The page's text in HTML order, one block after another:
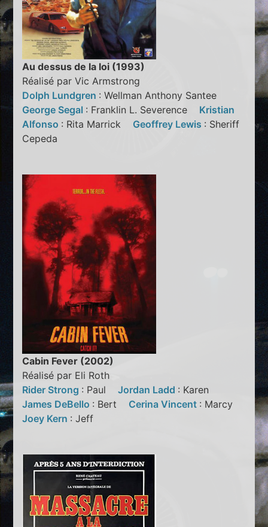
Au dessus de la loi (1993)
Réalisé par Vic Armstrong
Dolph Lundgren : Wellman Anthony Santee
George Segal : Franklin L. Severence Kristian
Alfonso : Rita Marrick Geoffrey Lewis : Sheriff
Cepeda
Cabin Fever (2002)
Réalisé par Eli Roth
Rider Strong : PaulJordan Ladd : Karen
James DeBello : Bert Cerina Vincent : Marcy
Joey Kern : Jeff